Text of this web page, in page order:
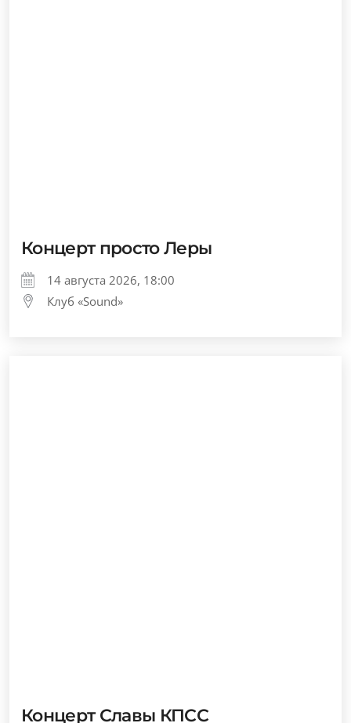
Концерт просто Леры
14 августа 2026, 18:00
Клуб «Sound»
Концерт Славы КПСС